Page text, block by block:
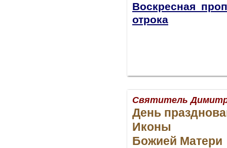
Воскресная
отрока
Святитель
День
Иконы
Божией Матери